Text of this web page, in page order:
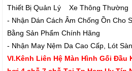
Thiết Bị Quản Lý Xe Thông Thường
- Nhận Dán Cách Âm Chống Ồn Cho
Bằng Sản Phẩm Chính Hãng
- Nhận May Nệm Da Cao Cấp, Lót
VI.Kênh Liên Hệ Màn Hình Gối Đầu